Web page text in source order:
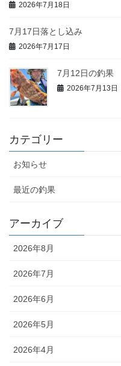
2026年7月18日
7月17日落とし込み
2026年7月17日
7月12日の釣果
2026年7月13日
カテゴリー
お知らせ
最近の釣果
アーカイブ
2026年8月
2026年7月
2026年6月
2026年5月
2026年4月